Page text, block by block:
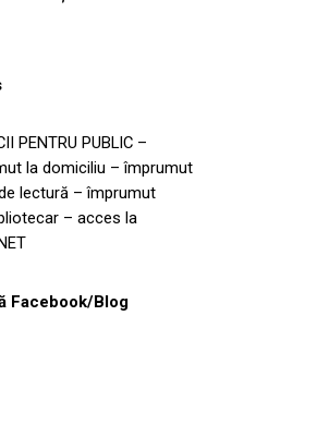
PENTRU PUBLIC –
la domiciliu – împrumut
lectură – împrumut
– acces la
Facebook/Blog